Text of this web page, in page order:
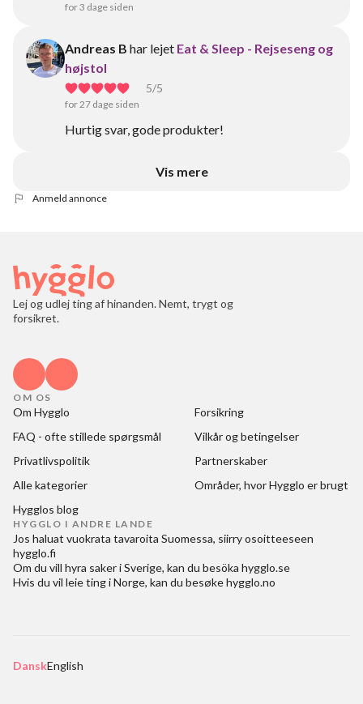
for 3 dage siden
Andreas B har lejet Eat & Sleep - Rejseseng og
højstol
5/5
for 27 dage siden
Hurtig svar, gode produkter!
Vis mere
Anmeld annonce
Lej og udlej ting af hinanden. Nemt, trygt og
forsikret.
OM OS
Om Hygglo
Forsikring
FAQ - ofte stillede spørgsmål
Vilkår og betingelser
Privatlivspolitik
Partnerskaber
Alle kategorier
Områder, hvor Hygglo er brugt
Hygglos blog
HYGGLO I ANDRE LANDE
Jos haluat vuokrata tavaroita Suomessa, siirry osoitteeseen
hygglo.fi
Om du vill hyra saker i Sverige, kan du besöka hygglo.se
Hvis du vil leie ting i Norge, kan du besøkehygglo.no
DanskEnglish